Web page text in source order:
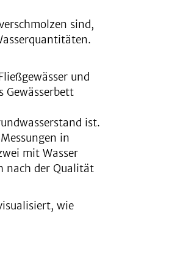
sind,
und
Gewässerbett
ist.
in
mit Wasser
nach der Qualität
wie